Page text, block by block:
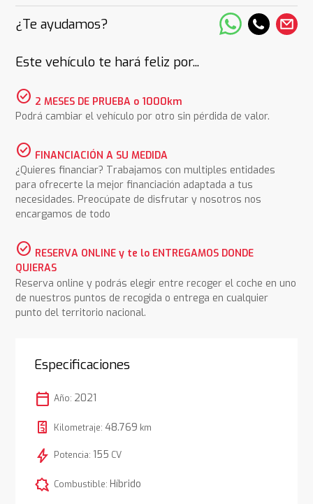
¿Te ayudamos?
Este vehículo te hará feliz por...
check_circle 2 MESES DE PRUEBA o 1000km
Podrá cambiar el vehículo por otro sin pérdida de valor.
check_circle FINANCIACIÓN A SU MEDIDA
¿Quieres financiar? Trabajamos con multiples entidades
para ofrecerte la mejor financiación adaptada a tus
necesidades. Preocúpate de disfrutar y nosotros nos
encargamos de todo
check_circle RESERVA ONLINE y te lo ENTREGAMOS DONDE
QUIERAS
Reserva online y podrás elegir entre recoger el coche en uno
de nuestros puntos de recogida o entrega en cualquier
punto del territorio nacional.
Especificaciones
calendar_today Año: 2021
Kilometraje: 48.769 km
bolt Potencia: 155 CV
comic_bubble Combustible: Híbrido